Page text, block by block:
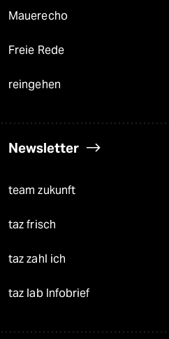
Mauerecho
Freie Rede
reingehen
Newsletter
team zukunft
taz frisch
taz zahl ich
taz lab Infobrief